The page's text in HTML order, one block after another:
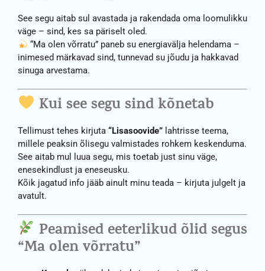
See segu aitab sul avastada ja rakendada oma loomulikku
väge – sind, kes sa päriselt oled.
“Ma olen võrratu” paneb su energiavälja helendama –
inimesed märkavad sind, tunnevad su jõudu ja hakkavad
sinuga arvestama.
Kui see segu sind kõnetab
Tellimust tehes kirjuta “Lisasoovide” lahtrisse teema,
millele peaksin õlisegu valmistades rohkem keskenduma.
See aitab mul luua segu, mis toetab just sinu väge,
enesekindlust ja eneseusku.
Kõik jagatud info jääb ainult minu teada – kirjuta julgelt ja
avatult.
Peamised eeterlikud õlid segus
“Ma olen võrratu”